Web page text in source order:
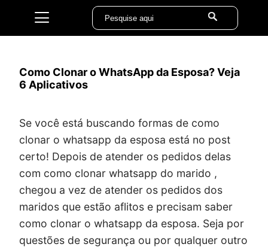
Como Clonar o WhatsApp da Esposa? Veja
6 Aplicativos
Se você está buscando formas de como
clonar o whatsapp da esposa está no post
certo! Depois de atender os pedidos delas
com como clonar whatsapp do marido ,
chegou a vez de atender os pedidos dos
maridos que estão aflitos e precisam saber
como clonar o whatsapp da esposa. Seja por
questões de segurança ou por qualquer outro